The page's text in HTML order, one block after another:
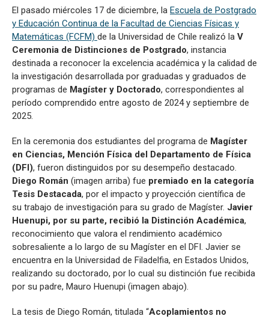
El pasado miércoles 17 de diciembre, la Escuela de Postgrado
y Educación Continua de la Facultad de Ciencias Físicas y
Matemáticas (FCFM) de la Universidad de Chile realizó la V
Ceremonia de Distinciones de Postgrado, instancia
destinada a reconocer la excelencia académica y la calidad de
la investigación desarrollada por graduadas y graduados de
programas de Magíster y Doctorado, correspondientes al
período comprendido entre agosto de 2024 y septiembre de
2025.
En la ceremonia dos estudiantes del programa de Magíster
en Ciencias, Mención Física del Departamento de Física
(DFI), fueron distinguidos por su desempeño destacado.
Diego Román (imagen arriba) fue premiado en la categoría
Tesis Destacada, por el impacto y proyección científica de
su trabajo de investigación para su grado de Magíster. Javier
Huenupi, por su parte, recibió la Distinción Académica,
reconocimiento que valora el rendimiento académico
sobresaliente a lo largo de su Magíster en el DFI. Javier se
encuentra en la Universidad de Filadelfia, en Estados Unidos,
realizando su doctorado, por lo cual su distinción fue recibida
por su padre, Mauro Huenupi (imagen abajo).
La tesis de Diego Román, titulada “Acoplamientos no